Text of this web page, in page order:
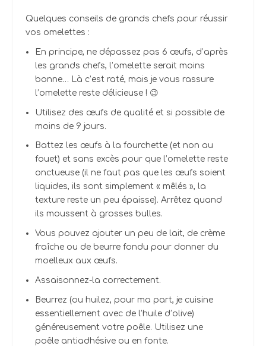
Quelques conseils de grands chefs pour réussir
vos omelettes :
En principe, ne dépassez pas 6 œufs, d’après
les grands chefs, l’omelette serait moins
bonne… Là c’est raté, mais je vous rassure
l’omelette reste délicieuse ! 😉
Utilisez des œufs de qualité et si possible de
moins de 9 jours.
Battez les œufs à la fourchette (et non au
fouet) et sans excès pour que l’omelette reste
onctueuse (il ne faut pas que les œufs soient
liquides, ils sont simplement « mêlés », la
texture reste un peu épaisse). Arrêtez quand
ils moussent à grosses bulles.
Vous pouvez ajouter un peu de lait, de crème
fraîche ou de beurre fondu pour donner du
moelleux aux œufs.
Assaisonnez-la correctement.
Beurrez (ou huilez, pour ma part, je cuisine
essentiellement avec de l’huile d’olive)
généreusement votre poêle. Utilisez une
poêle antiadhésive ou en fonte.